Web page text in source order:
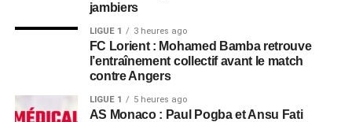
jambiers
LIGUE 1 3 heures ago
FC Lorient : Mohamed Bamba retrouve
l’entraînement collectif avant le match
contre Angers
LIGUE 1 5 heures ago
AS Monaco : Paul Pogba et Ansu Fati